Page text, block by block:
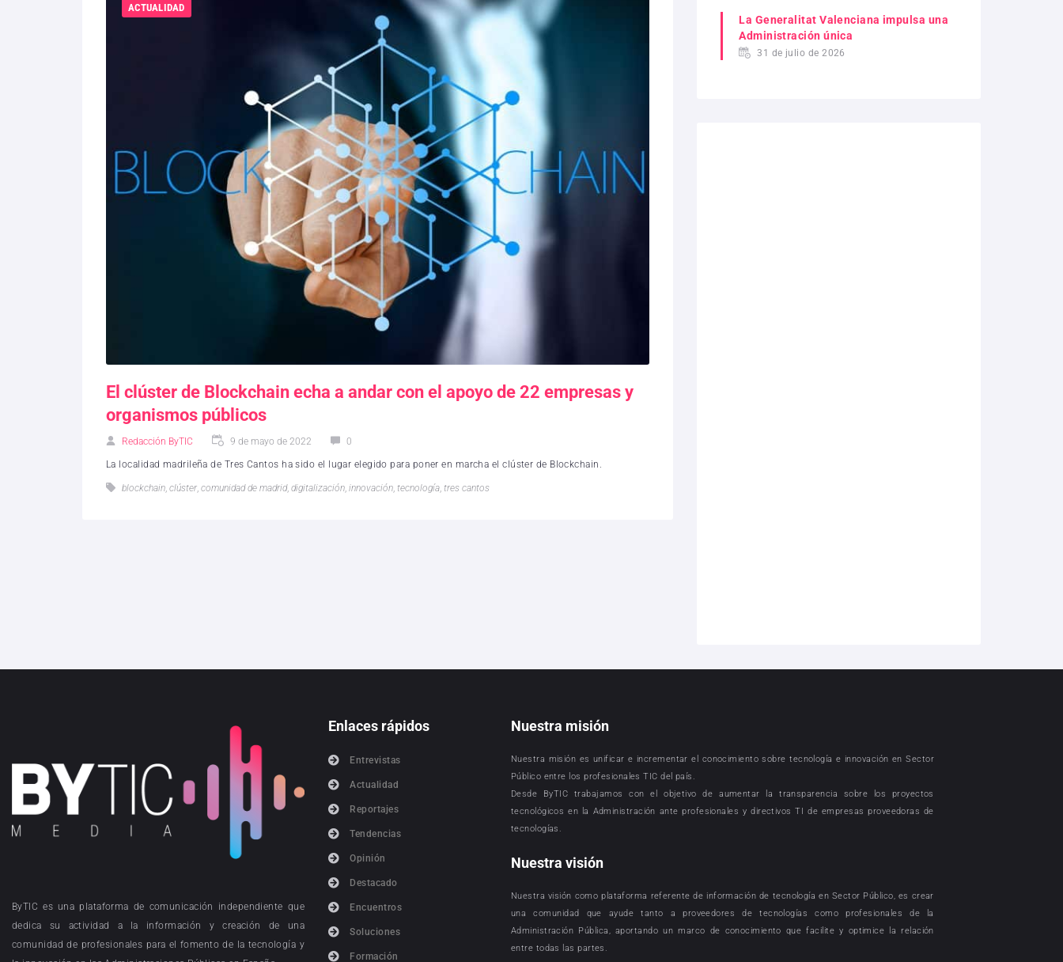
ACTUALIDAD
El clúster de Blockchain echa a andar con el apoyo de 22 empresas y
organismos públicos
Redacción ByTIC 9 de mayo de 2022 0
La localidad madrileña de Tres Cantos ha sido el lugar elegido para poner en marcha el clúster de Blockchain.
blockchain clúster comunidad de madrid, digitalización innovación tecnología tres cantos
La Generalitat Valenciana impulsa una
Administración única
31 de julio de 2026
ByTIC es una plataforma de comunicación independiente que
dedica su actividad a la información y creación de una
comunidad de profesionales para el fomento de la tecnología y
Enlaces rápidos
Entrevistas
Actualidad
Reportajes
Tendencias
Opinión
Destacado
Encuentros
Soluciones
Formación
Nuestra misión
Nuestra misión es unificar e incrementar el conocimiento sobre tecnología e innovación en Sector
Público entre los profesionales TIC del país.
Desde ByTIC trabajamos con el objetivo de aumentar la transparencia sobre los proyectos
tecnológicos en la Administración ante profesionales y directivos TI de empresas proveedoras de
tecnologías.
Nuestra visión
Nuestra visión como plataforma referente de información de tecnología en Sector Público, es crear
una comunidad que ayude tanto a proveedores de tecnologías como profesionales de la
Administración Pública, aportando un marco de conocimiento que facilite y optimice la relación
entre todas las partes.